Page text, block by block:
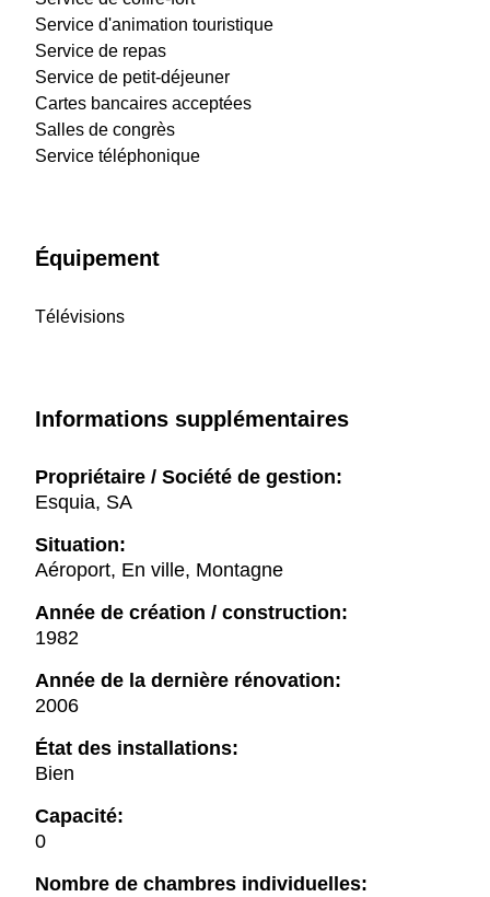
Service d'animation touristique
Service de repas
Service de petit-déjeuner
Cartes bancaires acceptées
Salles de congrès
Service téléphonique
Équipement
Télévisions
Informations supplémentaires
Propriétaire / Société de gestion:
Esquia, SA
Situation:
Aéroport, En ville, Montagne
Année de création / construction:
1982
Année de la dernière rénovation:
2006
État des installations:
Bien
Capacité:
0
Nombre de chambres individuelles: